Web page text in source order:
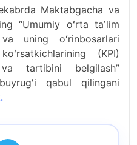
Maktabgacha va
“Umumiy oʻrta taʼlim
uning oʻrinbosarlari
(KPI)
tartibini belgilash”
qabul qilingani